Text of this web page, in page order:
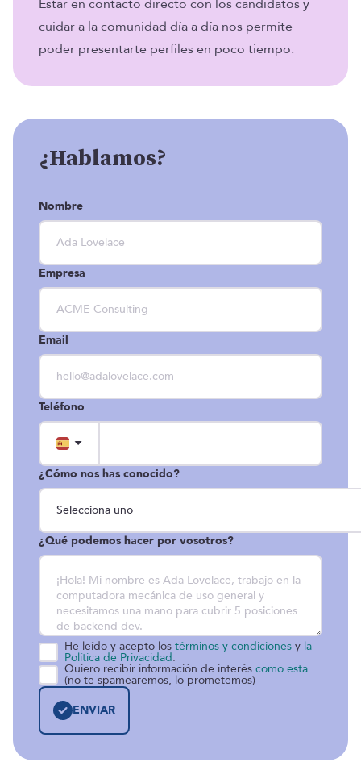
Estar en contacto directo con los candidatos y
cuidar a la comunidad día a día nos permite
poder presentarte perfiles en poco tiempo.
¿Hablamos?
Nombre
Empresa
Email
Teléfono
¿Cómo nos has conocido?
¿Qué podemos hacer por vosotros?
He leído y acepto los términos y condiciones y la
Política de Privacidad.
Quiero recibir información de interés como esta
(no te spamearemos, lo prometemos)
ENVIAR